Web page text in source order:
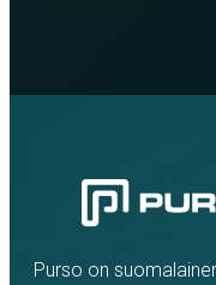
Purso on